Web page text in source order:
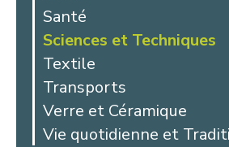
Santé
Sciences et Techniques
Textile
Transports
Verre et Céramique
Vie quotidienne et